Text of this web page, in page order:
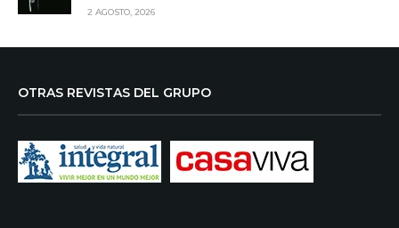
2 AGOSTO, 2026
OTRAS REVISTAS DEL GRUPO